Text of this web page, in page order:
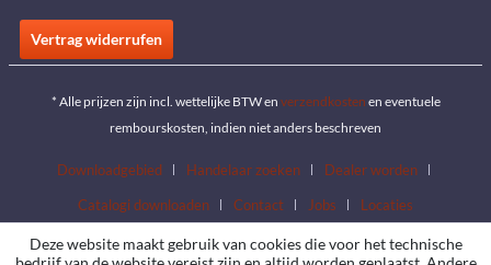
Vertrag widerrufen
* Alle prijzen zijn incl. wettelijke BTW en verzendkosten en eventuele
rembourskosten, indien niet anders beschreven
Downloadgebied Handelaar zoeken
Dealer worden
Catalogi downloaden
Contact Jobs Locaties
Deze website maakt gebruik van cookies die voor het technische